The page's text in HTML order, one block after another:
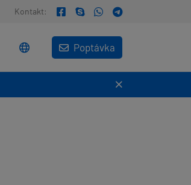
Kontakt:
Poptávka